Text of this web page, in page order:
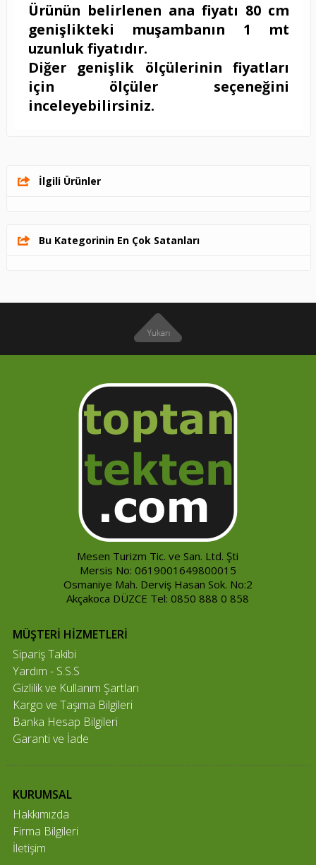
Ürünün belirlenen ana fiyatı 80 cm
genişlikteki muşambanın 1 mt
uzunluk fiyatıdır.
Diğer genişlik ölçülerinin fiyatları
için ölçüler seçeneğini
inceleyebilirsiniz.
İlgili Ürünler
Bu Kategorinin En Çok Satanları
Mesen Turizm Tic. ve San. Ltd. Şti
Mersis No: 0619001649800015
Osmaniye Mah. Derviş Hasan Sok. No:2
Akçakoca DÜZCE Tel: 0850 888 0 858
MÜŞTERİ HİZMETLERİ
Sipariş Takibi
Yardım - S.S.S
Gizlilik ve Kullanım Şartları
Kargo ve Taşıma Bilgileri
Banka Hesap Bilgileri
Garanti ve İade
KURUMSAL
Hakkımızda
Firma Bilgileri
İletişim